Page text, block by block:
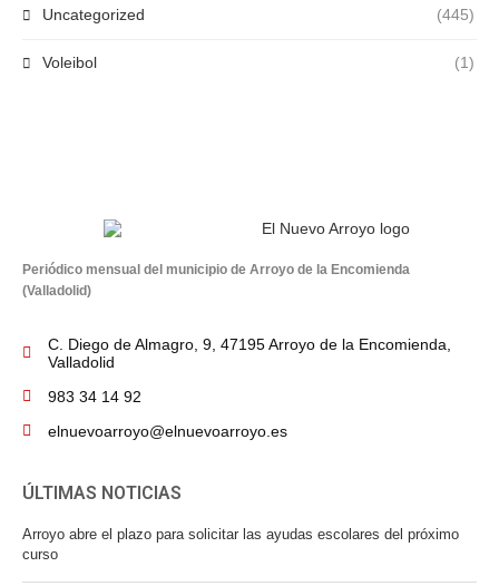
Uncategorized (445)
Voleibol (1)
Periódico mensual del municipio de Arroyo de la Encomienda
(Valladolid)
C. Diego de Almagro, 9, 47195 Arroyo de la Encomienda,
Valladolid
983 34 14 92
elnuevoarroyo@elnuevoarroyo.es
ÚLTIMAS NOTICIAS
Arroyo abre el plazo para solicitar las ayudas escolares del próximo
curso